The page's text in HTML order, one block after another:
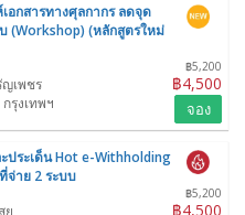
เอกสารทางศุลกากร ลดจุด
(Workshop) (หลักสูตรใหม่
฿5,200
฿4,500
เพชร
รุงเทพฯ
จอง
ระเด็น Hot e-Withholding
จ่าย 2 ระบบ
฿5,200
฿4,500
ย